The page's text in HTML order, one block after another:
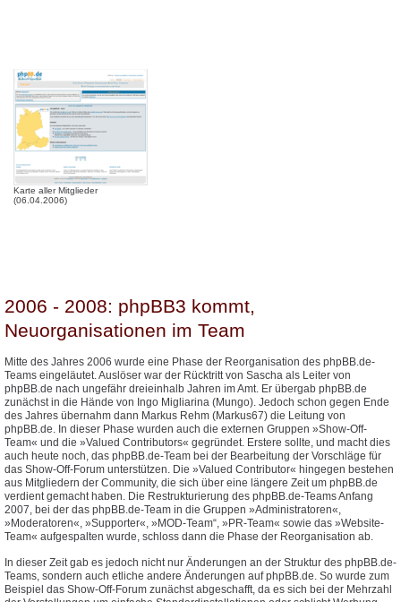
Karte aller Mitglieder
(06.04.2006)
2006 - 2008: phpBB3 kommt,
Neuorganisationen im Team
Mitte des Jahres 2006 wurde eine Phase der Reorganisation des phpBB.de-
Teams eingeläutet. Auslöser war der Rücktritt von Sascha als Leiter von
phpBB.de nach ungefähr dreieinhalb Jahren im Amt. Er übergab phpBB.de
zunächst in die Hände von Ingo Migliarina (Mungo). Jedoch schon gegen Ende
des Jahres übernahm dann Markus Rehm (Markus67) die Leitung von
phpBB.de. In dieser Phase wurden auch die externen Gruppen »Show-Off-
Team« und die »Valued Contributors« gegründet. Erstere sollte, und macht dies
auch heute noch, das phpBB.de-Team bei der Bearbeitung der Vorschläge für
das Show-Off-Forum unterstützen. Die »Valued Contributor« hingegen bestehen
aus Mitgliedern der Community, die sich über eine längere Zeit um phpBB.de
verdient gemacht haben. Die Restrukturierung des phpBB.de-Teams Anfang
2007, bei der das phpBB.de-Team in die Gruppen »Administratoren«,
»Moderatoren«, »Supporter«, »MOD-Team“, »PR-Team« sowie das »Website-
Team« aufgespalten wurde, schloss dann die Phase der Reorganisation ab.
In dieser Zeit gab es jedoch nicht nur Änderungen an der Struktur des phpBB.de-
Teams, sondern auch etliche andere Änderungen auf phpBB.de. So wurde zum
Beispiel das Show-Off-Forum zunächst abgeschafft, da es sich bei der Mehrzahl